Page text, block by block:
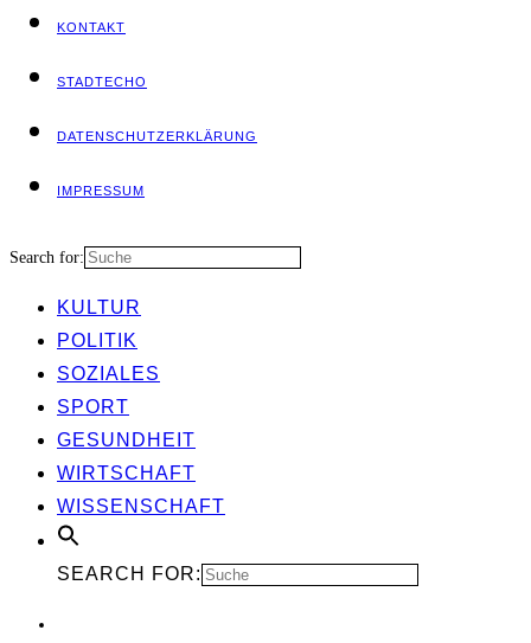
KON­TAKT
STADT­ECHO
DATEN­SCHUTZ­ER­KLÄ­RUNG
IMPRES­SUM
Search for:
KUL­TUR
POLI­TIK
SOZIA­LES
SPORT
GESUND­HEIT
WIRT­SCHAFT
WIS­SEN­SCHAFT
SEARCH FOR: